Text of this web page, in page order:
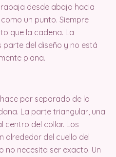
desde abajo hacia
un punto. Siempre
que la cadena. La
del diseño y no está
plana.
por separado de la
La parte triangular, una
centro del collar. Los
alrededor del cuello del
no necesita ser exacto. Un